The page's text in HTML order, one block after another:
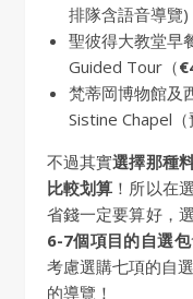
排隊含語音導覽)
聖彼得大教堂早
Guided Tour（
梵蒂岡博物館及
Sistine Chapel
不過其實選擇那種
比較划算 ！所以在
省錢一定要算好，
6-7個項目的自選包
考慮選購七項的自
的導覽！